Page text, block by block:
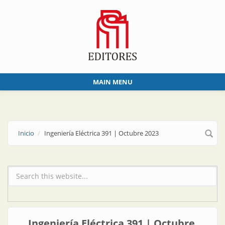
MAIN MENU
Inicio Ingeniería Eléctrica 391 | Octubre 2023
Formulario de búsqueda